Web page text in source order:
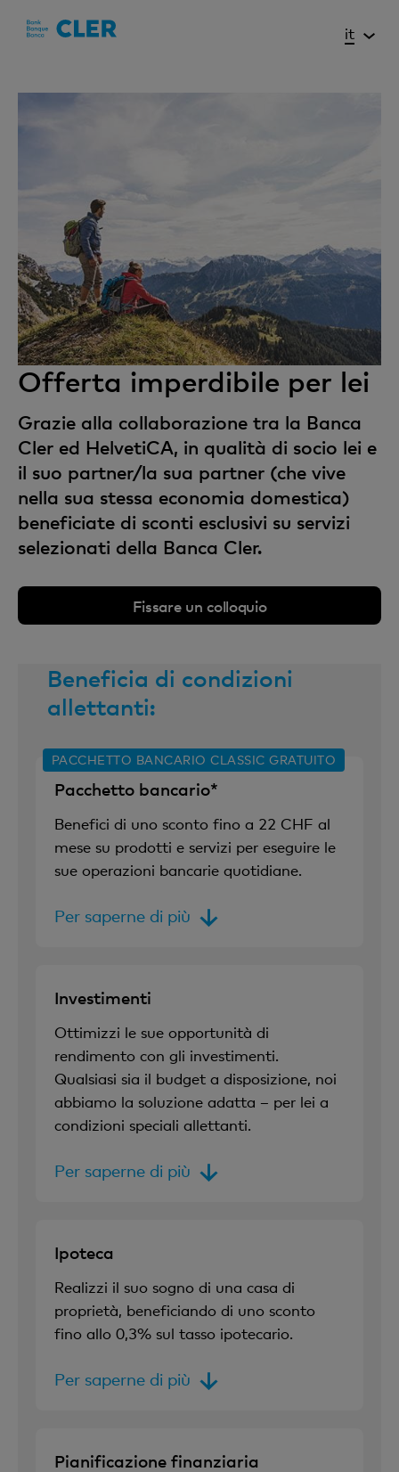
it
Offerta imperdibile per lei
Grazie alla collaborazione tra la Banca
Cler ed HelvetiCA, in qualità di socio lei e
il suo partner/la sua partner (che vive
nella sua stessa economia domestica)
beneficiate di sconti esclusivi su servizi
selezionati della Banca Cler.
Fissare un colloquio
Beneficia di condizioni
allettanti:
PACCHETTO BANCARIO CLASSIC GRATUITO
Pacchetto bancario*
Benefici di uno sconto fino a 22 CHF al
mese su prodotti e servizi per eseguire le
sue operazioni bancarie quotidiane.
Per saperne di più
Investimenti
Ottimizzi le sue opportunità di
rendimento con gli investimenti.
Qualsiasi sia il budget a disposizione, noi
abbiamo la soluzione adatta – per lei a
condizioni speciali allettanti.
Per saperne di più
Ipoteca
Realizzi il suo sogno di una casa di
proprietà, beneficiando di uno sconto
fino allo 0,3% sul tasso ipotecario.
Per saperne di più
Pianificazione finanziaria